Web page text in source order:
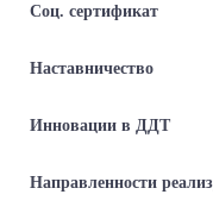
Соц. сертификат
Наставничество
Инновации в ДДТ
Направленности